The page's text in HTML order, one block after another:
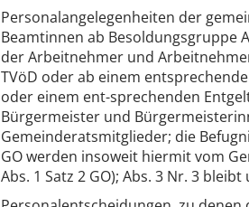
Personalangelegenheiten der
Beamtinnen ab Besoldungsgruppe
der Arbeitnehmer und
TVöD oder ab einem
oder einem ent-sprechenden
Bürgermeister und
Gemeinderatsmitglieder; die
GO werden insoweit hiermit vom
Abs. 1 Satz 2 GO); Abs. 3 Nr. 3